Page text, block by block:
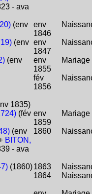
- ava
(env
env
1846
(env env
1847
(env
env
1855
Mariage
1835)
fév
1856
(fév env
1859
Mariage
(env
BITON,
- ava
1860
(1860)1863
1864